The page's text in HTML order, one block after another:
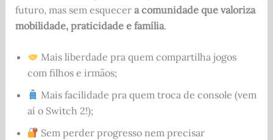
futuro, mas sem esquecer a comunidade que valoriza
mobilidade, praticidade e família.
Mais liberdade pra quem compartilha jogos
com filhos e irmãos;
Mais facilidade pra quem troca de console (vem
aí o Switch 2!);
Sem perder progresso nem precisar